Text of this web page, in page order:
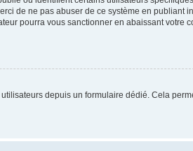
de ne pas abuser de ce système en publiant
pourra vous sanctionner en abaissant votre
depuis un formulaire dédié. Cela